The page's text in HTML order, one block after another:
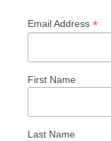
Email Address*
First Name
Last Name